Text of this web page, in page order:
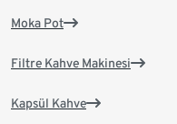
Moka Pot
Filtre Kahve Makinesi
Kapsül Kahve